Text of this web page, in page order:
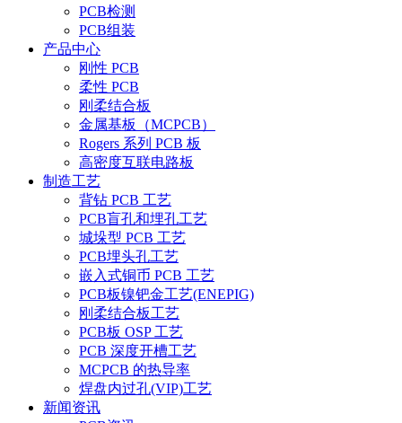
PCB检测
PCB组装
产品中心
刚性 PCB
柔性 PCB
刚柔结合板
金属基板（MCPCB）
Rogers 系列 PCB 板
高密度互联电路板
制造工艺
背钻 PCB 工艺
PCB盲孔和埋孔工艺
城垛型 PCB 工艺
PCB埋头孔工艺
嵌入式铜币 PCB 工艺
PCB板镍钯金工艺(ENEPIG)
刚柔结合板工艺
PCB板 OSP 工艺
PCB 深度开槽工艺
MCPCB 的热导率
焊盘内过孔(VIP)工艺
新闻资讯